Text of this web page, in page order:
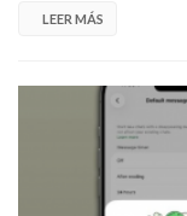
LEER MÁS